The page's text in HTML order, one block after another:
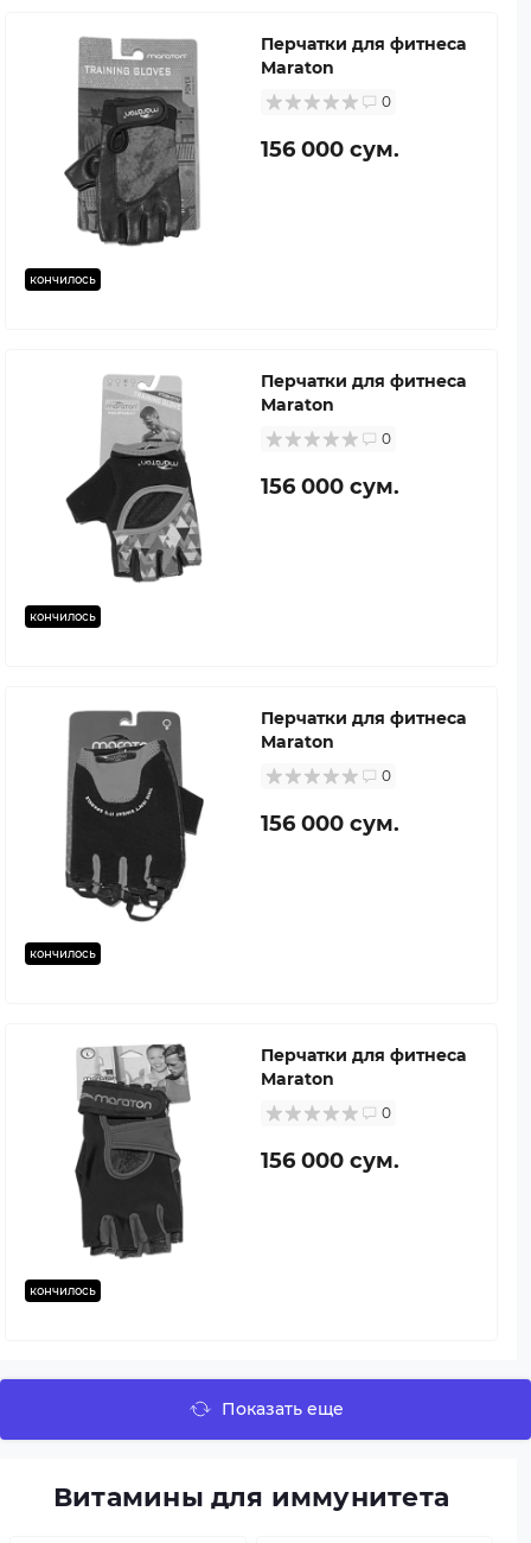
кончилось
Перчатки для фитнеса
Maraton
0
156 000 сум.
кончилось
Перчатки для фитнеса
Maraton
0
156 000 сум.
кончилось
Перчатки для фитнеса
Maraton
0
156 000 сум.
кончилось
Перчатки для фитнеса
Maraton
0
156 000 сум.
Показать еще
Витамины для иммунитета